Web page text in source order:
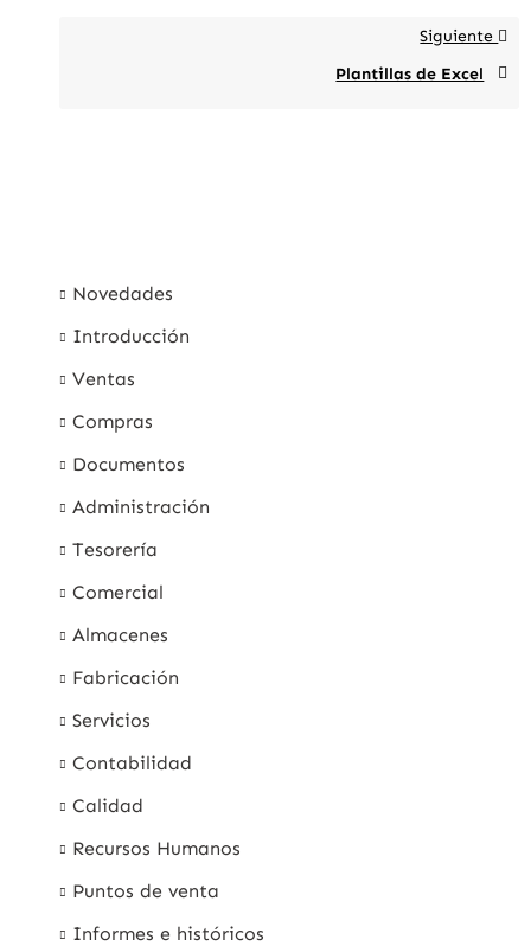
Novedades
Introducción
Ventas
Compras
Documentos
Administración
Tesorería
Comercial
Almacenes
Fabricación
Servicios
Contabilidad
Calidad
Recursos Humanos
Puntos de venta
Informes e históricos
Siguiente
Plantillas de Excel